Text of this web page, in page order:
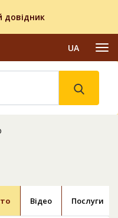
довідник
UA
Відео Послуги